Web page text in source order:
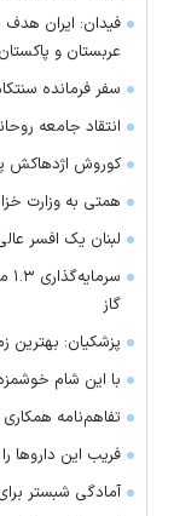
فیدان: ایران
عربستان و
سفر فرمانده
انتقاد جامعه
کوروش اژدهاکش
همتی به وزارت
لبنان یک افسر
گاز
پزشکیان: بهترین
با این شام
تفاهم‌نامه
فریب این دارو‌ها
آمادگی شبستر